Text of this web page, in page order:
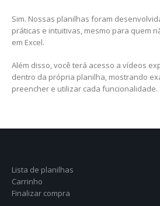
Sim. Nossas planilhas foram
práticas e intuitivas, mesmo para quem
em Excel.
Além disso, você terá acesso a vídeos
dentro da própria planilha, mostrando
preencher e utilizar cada funcionalidade.
Lista de planilhas
Carrinho
Finalizar compra